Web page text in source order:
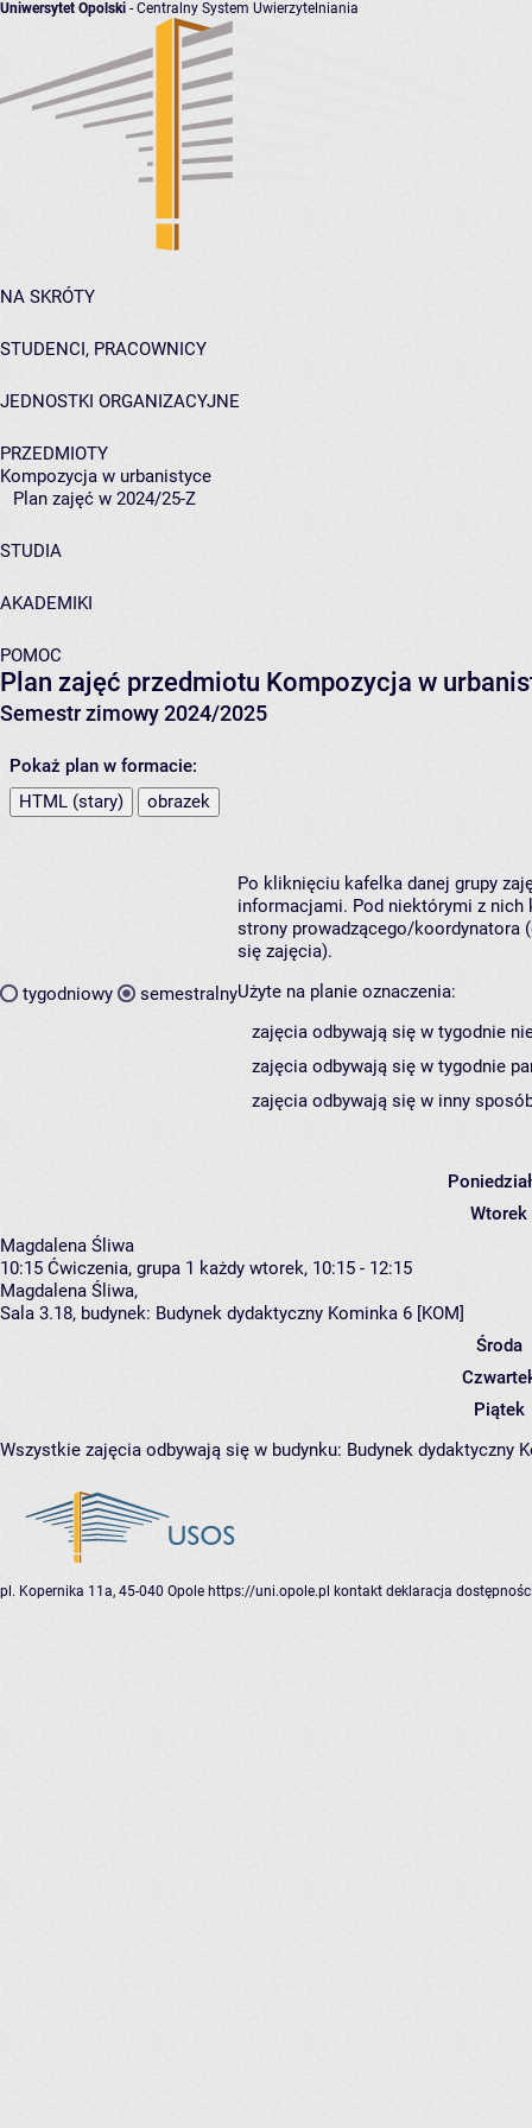
Uniwersytet Opolski - Centralny System Uwierzytelniania
NA SKRÓTY
STUDENCI, PRACOWNICY
JEDNOSTKI ORGANIZACYJNE
PRZEDMIOTY
Kompozycja w urbanistyce
Plan zajęć w 2024/25-Z
STUDIA
AKADEMIKI
POMOC
Plan zajęć przedmiotu Kompozycja w
Semestr zimowy 2024/2025
Pokaż plan w formacie:
HTML (stary)
obrazek
tygodniowy semestralny
Po kliknięciu kafelka danej grupy
informacjami. Pod niektórymi z nich
strony prowadzącego/koordynatora
się zajęcia).
Użyte na planie oznaczenia:
zajęcia odbywają się w tygodnie
zajęcia odbywają się w tygodnie
zajęcia odbywają się w inny
Wtorek
Magdalena Śliwa
10:15 Ćwiczenia, grupa 1 każdy wtorek, 10:15 - 12:15
Magdalena Śliwa,
Sala 3.18, budynek: Budynek dydaktyczny Kominka 6 [KOM]
Środa
Piątek
Wszystkie zajęcia odbywają się w budynku: Budynek dydaktyczny
pl. Kopernika 11a, 45-040 Opole https://uni.opole.pl kontakt deklaracja